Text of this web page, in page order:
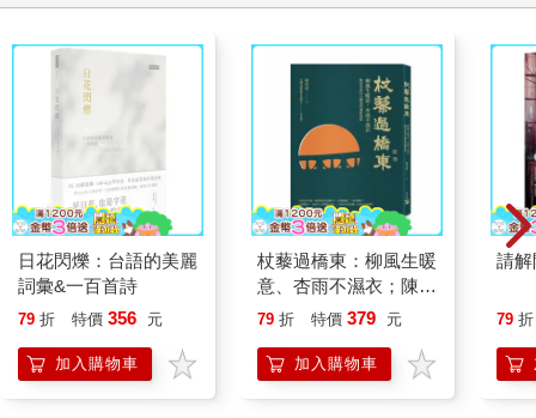
日花閃爍：台語的美麗
詞彙&一百首詩
79 折 特價 356 元
加入購物車
杖藜過橋東：柳風生暖
意、杏雨不濕衣；陳亮
恭談以心轉境的適齡漫
79 折 特價 379 元
加入購物車
請解
79 折